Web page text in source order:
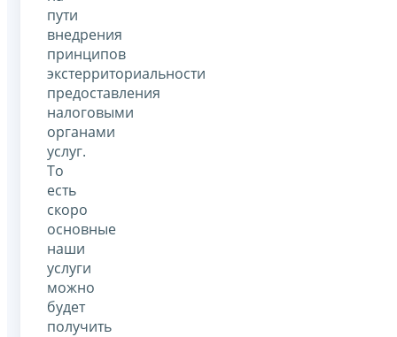
пути
внедрения
принципов
экстерриториальности
предоставления
налоговыми
органами
услуг.
То
есть
скоро
основные
наши
услуги
можно
будет
получить